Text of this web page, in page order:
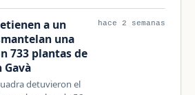
a un
una
733 plantas de
Gavà
detuvieron el
hace 2 semanas